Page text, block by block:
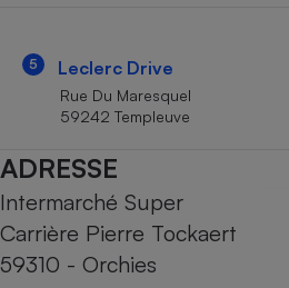
5 Leclerc Drive
Rue Du Maresquel
59242 Templeuve
ADRESSE
Intermarché Super
Carrière Pierre Tockaert
59310 - Orchies